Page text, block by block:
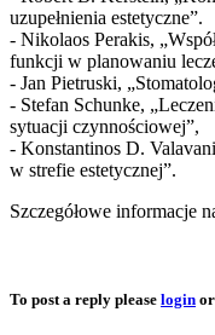
uzupełnienia estetyczne”.
- Nikolaos Perakis,
funkcji w planowaniu
- Jan Pietruski,
- Stefan Schunke,
sytuacji czynnościowej”,
- Konstantinos D.
w strefie estetycznej”.
Szczegółowe informacje
To post a reply please login or